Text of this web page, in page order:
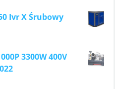
Ivr X Śrubowy
3300W 400V